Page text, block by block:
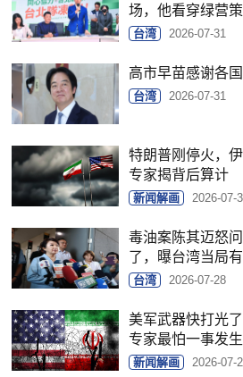
场，他看穿绿营
台湾 2026-07-31
高市早苗感谢各
台湾 2026-07-31
特朗普刚停火，
专家揭背后算计
新闻解画 2026-07-
毒油案陈其迈怒
了，曝台湾当局
台湾 2026-07-28
美军武器快打光
专家最怕一事发生
新闻解画 2026-07-